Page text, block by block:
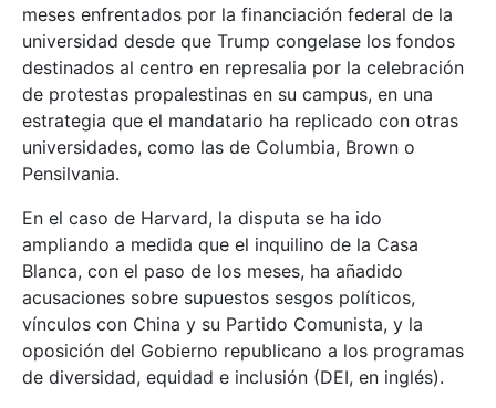
meses enfrentados por la financiación federal de la
universidad desde que Trump congelase los fondos
destinados al centro en represalia por la celebración
de protestas propalestinas en su campus, en una
estrategia que el mandatario ha replicado con otras
universidades, como las de Columbia, Brown o
Pensilvania.
En el caso de Harvard, la disputa se ha ido
ampliando a medida que el inquilino de la Casa
Blanca, con el paso de los meses, ha añadido
acusaciones sobre supuestos sesgos políticos,
vínculos con China y su Partido Comunista, y la
oposición del Gobierno republicano a los programas
de diversidad, equidad e inclusión (DEI, en inglés).